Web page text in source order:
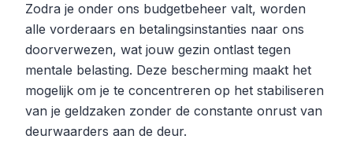
Zodra je onder ons budgetbeheer valt, worden
alle vorderaars en betalingsinstanties naar ons
doorverwezen, wat jouw gezin ontlast tegen
mentale belasting. Deze bescherming maakt het
mogelijk om je te concentreren op het stabiliseren
van je geldzaken zonder de constante onrust van
deurwaarders aan de deur.